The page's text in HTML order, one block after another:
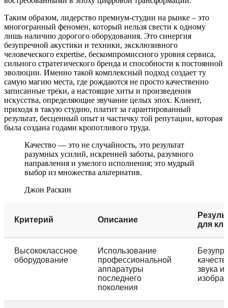
Таким образом, лидерство премиум-студии на рынке – это
многогранный феномен, который нельзя свести к одному
лишь наличию дорогого оборудования. Это синергия
безупречной акустики и техники, эксклюзивного
человеческого expertise, бескомпромиссного уровня сервиса,
сильного стратегического бренда и способности к постоянной
эволюции. Именно такой комплексный подход создает ту
самую магию места, где рождаются не просто качественно
записанные треки, а настоящие хиты и произведения
искусства, определяющие звучание целых эпох. Клиент,
приходя в такую студию, платит за гарантированный
результат, бесценный опыт и частичку той репутации, которая
была создана годами кропотливого труда.
Качество — это не случайность, это результат
разумных усилий, искренней заботы, разумного
направления и умелого исполнения; это мудрый
выбор из множества альтернатив.
Джон Раскин
Критерий Описание
для
Высококлассное
оборудование
Использование
профессиональной
аппаратуры
последнего
поколения
звука и